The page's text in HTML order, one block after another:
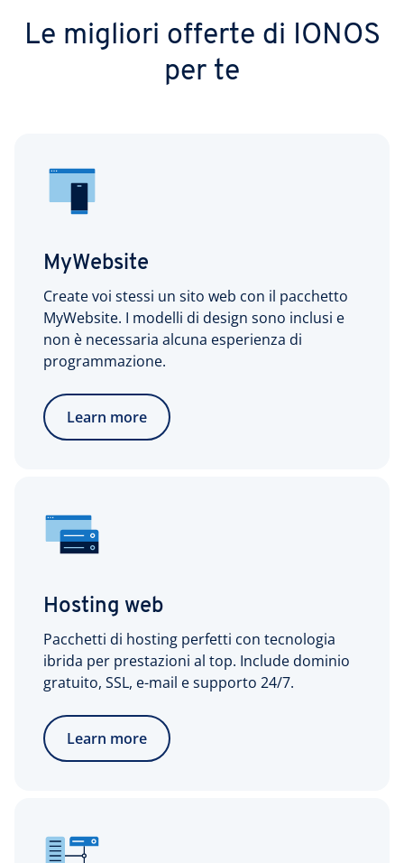
Le migliori offerte di IONOS
per te
MyWebsite
Create voi stessi un sito web con il pacchetto
MyWebsite. I modelli di design sono inclusi e
non è necessaria alcuna esperienza di
programmazione.
Learn more
Hosting web
Pacchetti di hosting perfetti con tecnologia
ibrida per prestazioni al top. Include dominio
gratuito, SSL, e-mail e supporto 24/7.
Learn more